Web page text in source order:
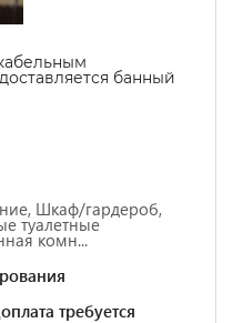
банный
Шкаф/гардероб,
туалетные
комн...
требуется